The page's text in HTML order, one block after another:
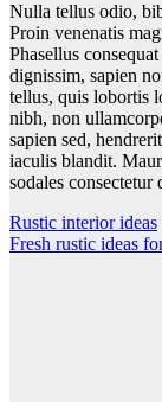
Nulla tellus odio,
Proin venenatis
Phasellus
dignissim, sapien
tellus, quis lobortis
nibh, non
sapien sed,
iaculis blandit.
sodales consectetur
Rustic interior ideas
Fresh rustic ideas